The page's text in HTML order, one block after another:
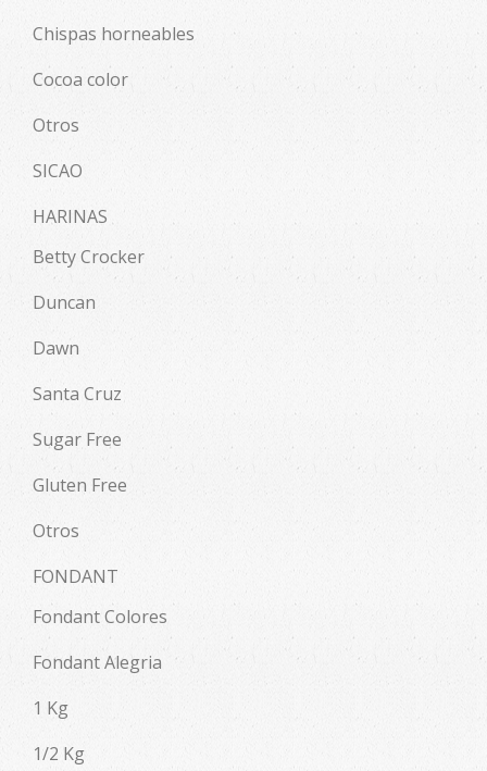
Chispas horneables
Cocoa color
Otros
SICAO
HARINAS
Betty Crocker
Duncan
Dawn
Santa Cruz
Sugar Free
Gluten Free
Otros
FONDANT
Fondant Colores
Fondant Alegria
1 Kg
1/2 Kg